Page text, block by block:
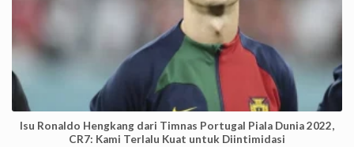
Isu Ronaldo Hengkang dari Timnas Portugal Piala Dunia 2022,
CR7: Kami Terlalu Kuat untuk Diintimidasi